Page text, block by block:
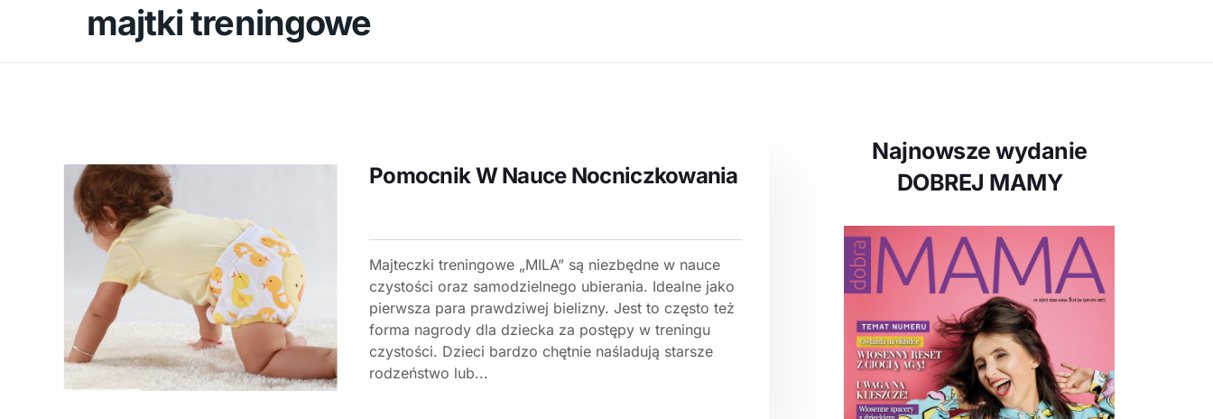
majtki treningowe
Pomocnik W Nauce Nocniczkowania
Majteczki treningowe „MILA” są niezbędne w nauce
czystości oraz samodzielnego ubierania. Idealne jako
pierwsza para prawdziwej bielizny. Jest to często też
forma nagrody dla dziecka za postępy w treningu
czystości. Dzieci bardzo chętnie naśladują starsze
rodzeństwo lub...
Najnowsze wydanie
DOBREJ MAMY